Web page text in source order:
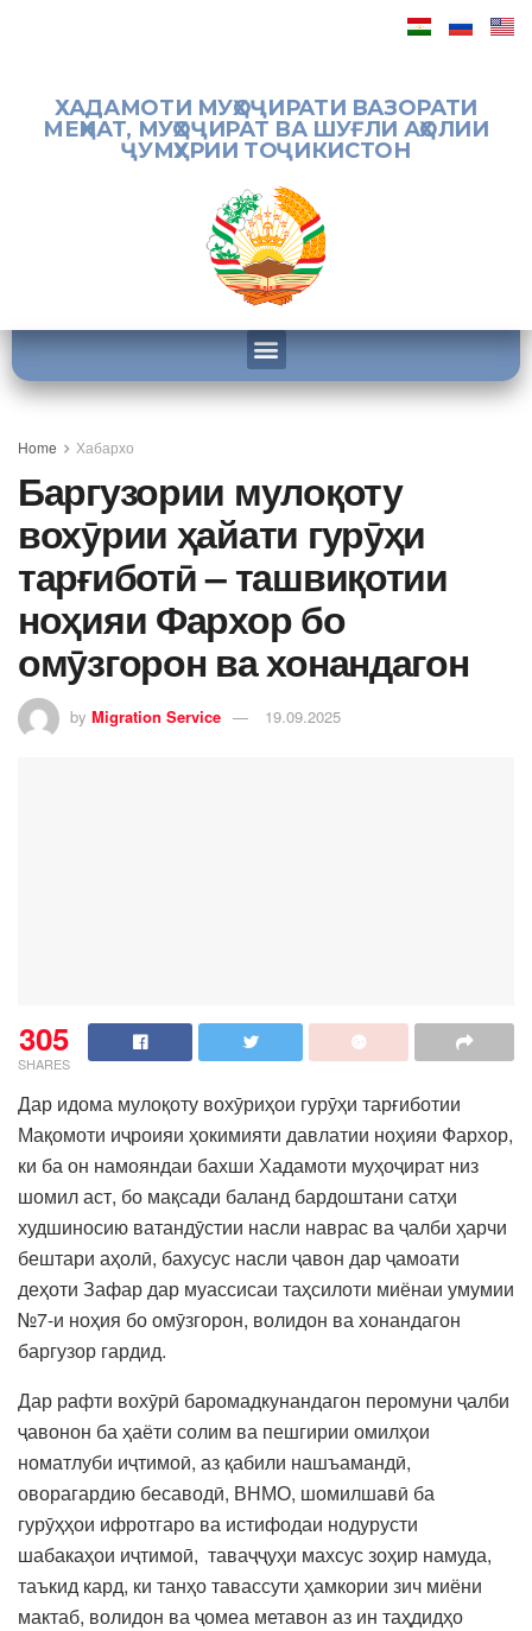
ХАДАМОТИ МУҲОҶИРАТИ ВАЗОРАТИ
МЕҲНАТ, МУҲОҶИРАТ ВА ШУҒЛИ АҲОЛИИ
ҶУМҲУРИИ ТОҶИКИСТОН
Home Хабархо
Баргузории мулоқоту
вохӯрии ҳайати гурӯҳи
тарғиботӣ – ташвиқотии
ноҳияи Фархор бо
омӯзгорон ва хонандагон
by Migration Service 19.09.2025
305
SHARES
Дар идома мулоқоту вохӯриҳои гурӯҳи тарғиботии
Мақомоти иҷроияи ҳокимияти давлатии ноҳияи Фархор,
ки ба он намояндаи бахши Хадамоти муҳоҷират низ
шомил аст, бо мақсади баланд бардоштани сатҳи
худшиносию ватандӯстии насли наврас ва ҷалби ҳарчи
бештари аҳолӣ, бахусус насли ҷавон дар ҷамоати
деҳоти Зафар дар муассисаи таҳсилоти миёнаи умумии
№7-и ноҳия бо омӯзгорон, волидон ва хонандагон
баргузор гардид.
Дар рафти вохӯрӣ баромадкунандагон перомуни ҷалби
ҷавонон ба ҳаёти солим ва пешгирии омилҳои
номатлуби иҷтимоӣ, аз қабили нашъамандӣ,
оворагардию бесаводӣ, ВНМО, шомилшавӣ ба
гурӯҳҳои ифротгаро ва истифодаи нодурусти
шабакаҳои иҷтимоӣ, таваҷҷуҳи махсус зоҳир намуда,
таъкид кард, ки танҳо тавассути ҳамкории зич миёни
мактаб, волидон ва ҷомеа метавон аз ин таҳдидҳо